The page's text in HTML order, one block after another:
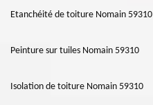
Etanchéité de toiture Nomain 59310
Peinture sur tuiles Nomain 59310
Isolation de toiture Nomain 59310